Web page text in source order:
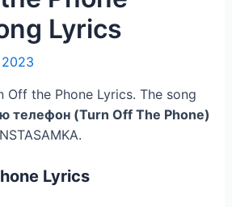
Lyrics
Off the Phone Lyrics. The song
телефон (Turn Off The Phone)
Lyrics